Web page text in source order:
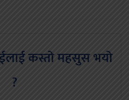
कस्तो महसुस भयो
?